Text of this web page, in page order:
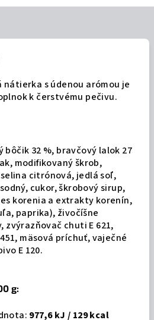
nátierka s údenou arómou je
k čerstvému pečivu.
bôčik 32 %, bravčový lalok 27
modifikovaný škrob,
citrónová, jedlá soľ,
cukor, škrobový sirup,
korenia a extrakty korenín,
paprika), živočíšne
zvýrazňovač chuti E 621,
mäsová príchuť, vaječné
E 120.
g:
977,6 kJ / 129 kcal